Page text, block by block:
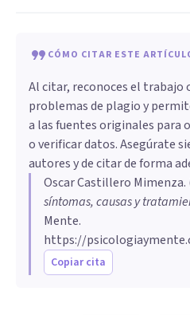
CÓMO CITAR ESTE
Al citar, reconoces el trabajo
problemas de plagio y
a las fuentes originales para
o verificar datos. Asegúrate
autores y de citar de forma
Oscar Castillero Mimenza.
síntomas, causas y
Mente.
https://
Copiar cita